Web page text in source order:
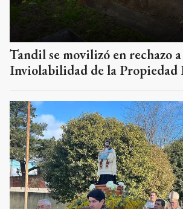
Tandil se movilizó en rechazo
Inviolabilidad de la Propiedad